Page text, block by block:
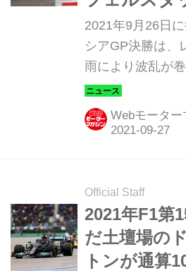
な追い上げ
GP】
2021年9月26日
シアGP決勝は、
雨により波乱が
20番グリッドか
ブル・ホンダの
ッペンが2位表彰
Webモータ
Official Staff
2021年F1第
だ土壇場の
トンが通算